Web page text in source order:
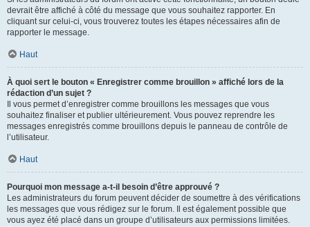
devrait être affiché à côté du message que vous souhaitez rapporter. En
cliquant sur celui-ci, vous trouverez toutes les étapes nécessaires afin de
rapporter le message.
Haut
À quoi sert le bouton « Enregistrer comme brouillon » affiché lors de la
rédaction d’un sujet ?
Il vous permet d’enregistrer comme brouillons les messages que vous
souhaitez finaliser et publier ultérieurement. Vous pouvez reprendre les
messages enregistrés comme brouillons depuis le panneau de contrôle de
l’utilisateur.
Haut
Pourquoi mon message a-t-il besoin d’être approuvé ?
Les administrateurs du forum peuvent décider de soumettre à des vérifications
les messages que vous rédigez sur le forum. Il est également possible que
vous ayez été placé dans un groupe d’utilisateurs aux permissions limitées.